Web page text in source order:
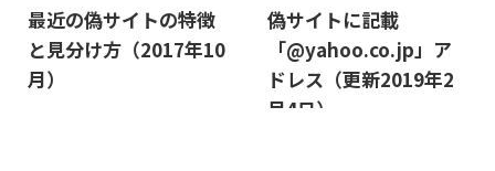
最近の偽サイトの特徴
と見分け方（2017年10
月）
偽サイトに記載
「@yahoo.co.jp」ア
ドレス（更新2019年2
月4日）